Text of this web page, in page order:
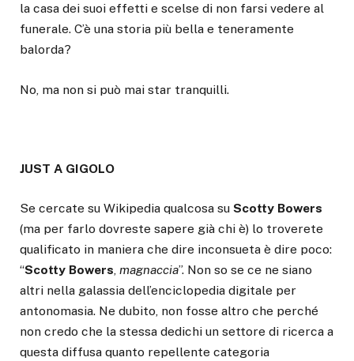
la casa dei suoi effetti e scelse di non farsi vedere al
funerale. C’è una storia più bella e teneramente
balorda?
No, ma non si può mai star tranquilli.
JUST A GIGOLO
Se cercate su Wikipedia qualcosa su Scotty Bowers
(ma per farlo dovreste sapere già chi è) lo troverete
qualificato in maniera che dire inconsueta è dire poco:
“Scotty Bowers, magnaccia”. Non so se ce ne siano
altri nella galassia dell’enciclopedia digitale per
antonomasia. Ne dubito, non fosse altro che perché
non credo che la stessa dedichi un settore di ricerca a
questa diffusa quanto repellente categoria